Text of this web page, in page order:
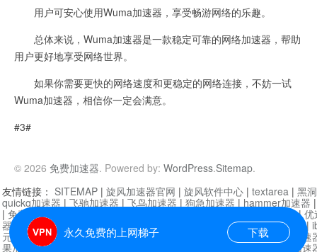
用户可安心使用Wuma加速器，享受畅游网络的乐趣。
总体来说，Wuma加速器是一款稳定可靠的网络加速器，帮助
用户更好地享受网络世界。
如果你需要更快的网络速度和更稳定的网络连接，不妨一试
Wuma加速器，相信你一定会满意。
#3#
© 2026 免费加速器. Powered by: WordPress.Sitemap.
永久免费的上网梯子 下载
友情链接： SITEMAP | 旋风加速器官网 | 旋风软件中心 | textarea | 黑
quickq加速器 | 飞驰加速器 | 飞鸟加速器 | 狗急加速器 | hammer加速器
| 免费vqn加速外网 迷雾通|优
器| 快柠檬加速器 |黑洞加速 |falemon 快橙加速器|anycast加速器 |
元机场加速器 |一元机场|老王加速器 | 白石山|
小牛加速
果加速器|黑洞加速 芒果加速